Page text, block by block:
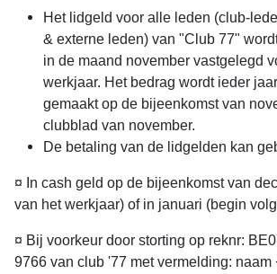
Het lidgeld voor alle leden (club-
& externe leden) van "Club 77"
in de maand november vastgelegd
werkjaar. Het bedrag wordt ieder
gemaakt op de bijeenkomst van
clubblad van november.
De betaling van de lidgelden kan
¤ In cash geld op de bijeenkomst van
van het werkjaar) of in januari (begin
¤ Bij voorkeur door storting op reknr:
9766 van club '77 met vermelding: naam